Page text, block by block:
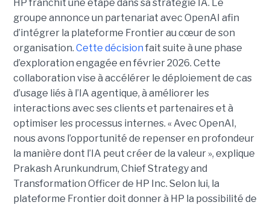
HP franchit une étape dans sa stratégie IA. Le
groupe annonce un partenariat avec OpenAI afin
d’intégrer la plateforme Frontier au cœur de son
organisation. Cette décision fait suite à une phase
d’exploration engagée en février 2026. Cette
collaboration vise à accélérer le déploiement de cas
d’usage liés à l’IA agentique, à améliorer les
interactions avec ses clients et partenaires et à
optimiser les processus internes. « Avec OpenAI,
nous avons l’opportunité de repenser en profondeur
la manière dont l’IA peut créer de la valeur », explique
Prakash Arunkundrum, Chief Strategy and
Transformation Officer de HP Inc. Selon lui, la
plateforme Frontier doit donner à HP la possibilité de